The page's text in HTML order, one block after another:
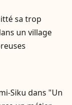
sa trop
un village
Siku dans "Un